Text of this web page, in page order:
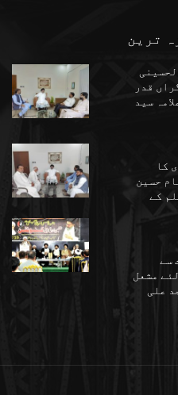
ترین
قدر
سید
کا
حسین
کے
سے
مشعل
علی